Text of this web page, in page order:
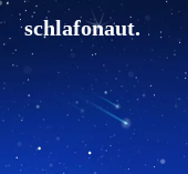
schlafonaut.